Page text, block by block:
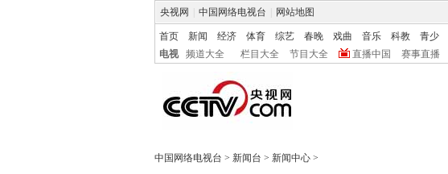
央视网 中国网络电视台 网站地图
首页 新闻 经济 体育 综艺 春晚 戏曲 音乐 科教 青少
电视
频道大全 栏目大全 节目大全 直播中国 赛事直播
中国网络电视台 > 新闻台 > 新闻中心 >